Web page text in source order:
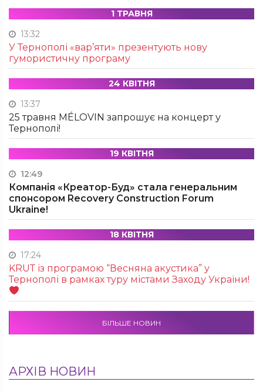
1 ТРАВНЯ
13:32
У Тернополі «вар’яти» презентують нову
гумористичну програму
24 КВІТНЯ
13:37
25 травня MÉLOVIN запрошує на концерт у
Тернополі!
19 КВІТНЯ
12:49
Компанія «Креатор-Буд» стала генеральним
спонсором Recovery Construction Forum
Ukraine!
18 КВІТНЯ
17:24
KRUТ із програмою “Весняна акустика” у
Тернополі в рамках туру містами Заходу України!
БІЛЬШЕ НОВИН
АРХІВ НОВИН